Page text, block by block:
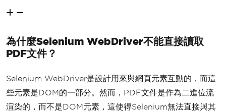
為什麼Selenium WebDriver不能直接讀取
PDF文件？
Selenium WebDriver是設計用來與網頁元素互動的，而這
些元素是DOM的一部分。然而，PDF文件是作為二進位流
渲染的，而不是DOM元素，這使得Selenium無法直接與其